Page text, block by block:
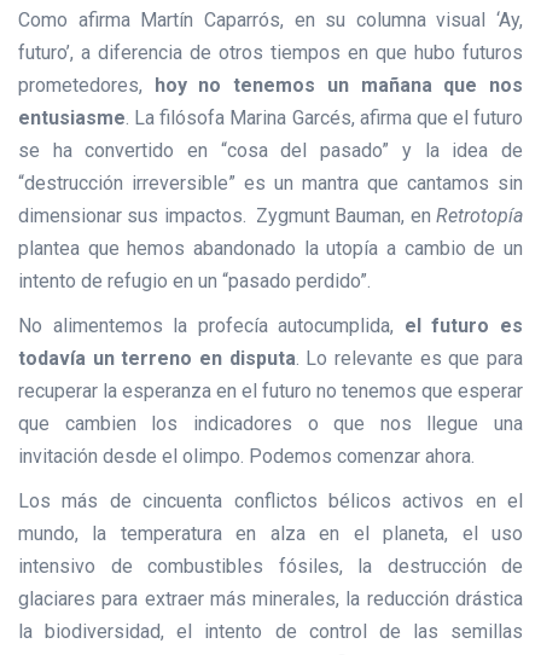
Como afirma Martín Caparrós, en su columna visual ‘Ay,
futuro’, a diferencia de otros tiempos en que hubo futuros
prometedores, hoy no tenemos un mañana que nos
entusiasme . La filósofa Marina Garcés, afirma que el futuro
se ha convertido en “cosa del pasado” y la idea de
“destrucción irreversible” es un mantra que cantamos sin
dimensionar sus impactos. Zygmunt Bauman, en Retrotopía
plantea que hemos abandonado la utopía a cambio de un
intento de refugio en un “pasado perdido”.
No alimentemos la profecía autocumplida, el futuro es
todavía un terreno en disputa . Lo relevante es que para
recuperar la esperanza en el futuro no tenemos que esperar
que cambien los indicadores o que nos llegue una
invitación desde el olimpo. Podemos comenzar ahora.
Los más de cincuenta conflictos bélicos activos en el
mundo, la temperatura en alza en el planeta, el uso
intensivo de combustibles fósiles, la destrucción de
glaciares para extraer más minerales, la reducción drástica
la biodiversidad, el intento de control de las semillas